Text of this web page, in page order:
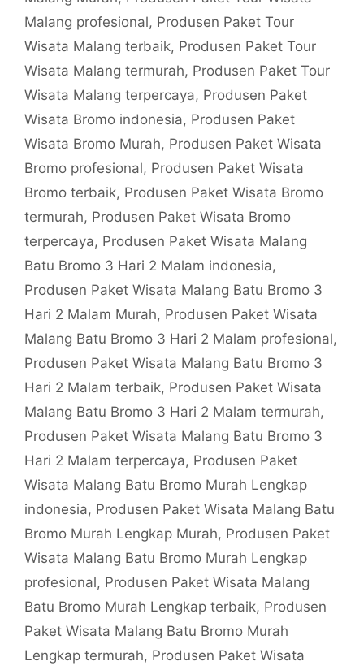
Malang profesional, Produsen Paket Tour
Wisata Malang terbaik, Produsen Paket Tour
Wisata Malang termurah, Produsen Paket Tour
Wisata Malang terpercaya, Produsen Paket
Wisata Bromo indonesia, Produsen Paket
Wisata Bromo Murah, Produsen Paket Wisata
Bromo profesional, Produsen Paket Wisata
Bromo terbaik, Produsen Paket Wisata Bromo
termurah, Produsen Paket Wisata Bromo
terpercaya, Produsen Paket Wisata Malang
Batu Bromo 3 Hari 2 Malam indonesia,
Produsen Paket Wisata Malang Batu Bromo 3
Hari 2 Malam Murah, Produsen Paket Wisata
Malang Batu Bromo 3 Hari 2 Malam profesional,
Produsen Paket Wisata Malang Batu Bromo 3
Hari 2 Malam terbaik, Produsen Paket Wisata
Malang Batu Bromo 3 Hari 2 Malam termurah,
Produsen Paket Wisata Malang Batu Bromo 3
Hari 2 Malam terpercaya, Produsen Paket
Wisata Malang Batu Bromo Murah Lengkap
indonesia, Produsen Paket Wisata Malang Batu
Bromo Murah Lengkap Murah, Produsen Paket
Wisata Malang Batu Bromo Murah Lengkap
profesional, Produsen Paket Wisata Malang
Batu Bromo Murah Lengkap terbaik, Produsen
Paket Wisata Malang Batu Bromo Murah
Lengkap termurah, Produsen Paket Wisata